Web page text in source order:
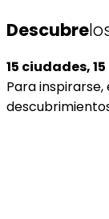
Descubre
15 ciudades,
Para